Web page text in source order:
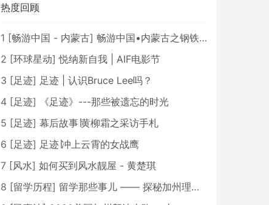
热度回顾
1 [畅游中国 - 内蒙古] 畅游中国•内蒙古之钢铁骄子，魅力包头
2 [环球星动] 悦纳新自我 | AIF电影节
3 [足迹] 足迹 | 认识Bruce Lee吗？
4 [足迹]
《足迹》---那些被遗忘的时光
5 [足迹] 幕后故事∣黄柳霜之采访手札
6 [足迹] 足迹∣冲上云霄的女战鹰
7 [风水] 如何买到风水靓屋 - 黄楚琪
8 [留学历程] 留学那些事儿 —— 探秘加州理工学院Caltech博士生活 [上集]